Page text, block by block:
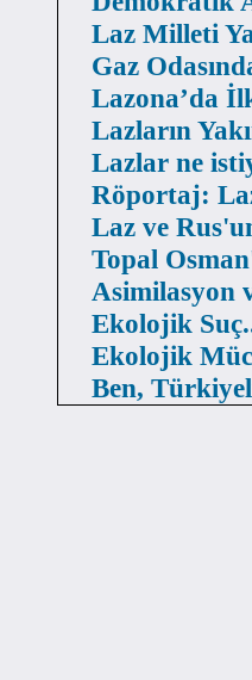
Laz Milleti
Gaz
Lazona’da
Lazların
Lazlar ne
Röportaj:
Laz ve
Topal
Asimilasyon
Ekolojik
Ekolojik
Ben,